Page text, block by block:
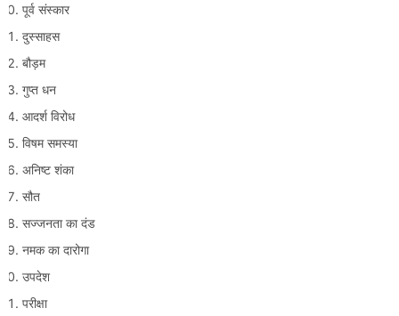
पूर्व संस्कार
दुस्साहस
बौड़म
गुप्त धन
आदर्श विरोध
विषम समस्या
अनिष्ट शंका
सौत
सज्जनता का दंड
नमक का दारोगा
उपदेश
परीक्षा